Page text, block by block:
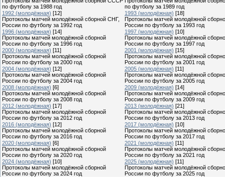
по футболу за 1988 год
по футболу за 1989 год
1992 (молодёжная) [12]
Протоколы матчей молодёжной сборной СНГ,
России по футболу за 1992 год
1993 (молодёжная) [18]
Протоколы матчей молодёжной
России по футболу за 1993 год
1996 (молодёжная) [14]
Протоколы матчей молодёжной сборной
России по футболу за 1996 год
1997 (молодёжная) [10]
Протоколы матчей молодёжной
России по футболу за 1997 год
2000 (молодёжная) [11]
Протоколы матчей молодёжной сборной
России по футболу за 2000 год
2001 (молодёжная) [15]
Протоколы матчей молодёжной
России по футболу за 2001 год
2004 (молодёжная) [12]
Протоколы матчей молодёжной сборной
России по футболу за 2004 год
2005 (молодёжная) [11]
Протоколы матчей молодёжной
России по футболу за 2005 год
2008 (молодёжная) [6]
Протоколы матчей молодёжной сборной
России по футболу за 2008 год
2009 (молодёжная) [14]
Протоколы матчей молодёжной
России по футболу за 2009 год
2012 (молодёжная) [17]
Протоколы матчей молодёжной сборной
России по футболу за 2012 год
2013 (молодёжная) [21]
Протоколы матчей молодёжной
России по футболу за 2013 год
2016 (молодёжная) [12]
Протоколы матчей молодёжной сборной
России по футболу за 2016 год
2017 (молодёжная) [10]
Протоколы матчей молодёжной
России по футболу за 2017 год
2020 (молодёжная) [6]
Протоколы матчей молодёжной сборной
России по футболу за 2020 год
2021 (молодёжная) [11]
Протоколы матчей молодёжной
России по футболу за 2021 год
2024 (молодёжная) [10]
Протоколы матчей молодёжной сборной
России по футболу за 2024 год
2025 (молодёжная) [11]
Протоколы матчей молодёжной
России по футболу за 2025 год